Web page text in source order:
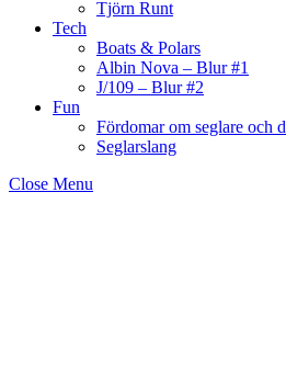
Tjörn Runt
Tech
Boats & Polars
Albin Nova – Blur #1
J/109 – Blur #2
Fun
Fördomar om seglare och
Seglarslang
Close Menu